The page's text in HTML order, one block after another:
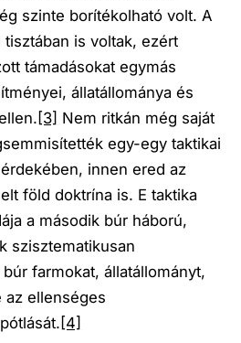
szinte borítékolható volt. A
is voltak, ezért
támadásokat egymás
állatállománya és
[3] Nem ritkán még saját
egy-egy taktikai
innen ered az
föld doktrína is. E taktika
a második búr háború,
szisztematikusan
farmokat, állatállományt,
az ellenséges
[4]